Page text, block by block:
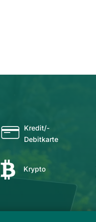
Kredit/-
Debitkarte
 Krypto